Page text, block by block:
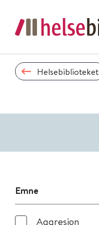
Helsebiblioteket
Emne
Aggresjon